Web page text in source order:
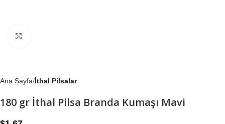
Ana Sayfa İthal Pilsalar
180 gr İthal Pilsa Branda Kumaşı Mavi